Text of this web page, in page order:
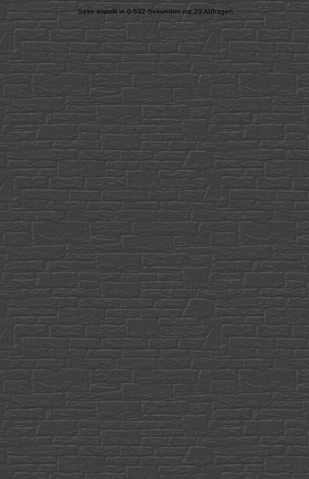
Seite erstellt in 0.532 Sekunden mit 29 Abfragen.